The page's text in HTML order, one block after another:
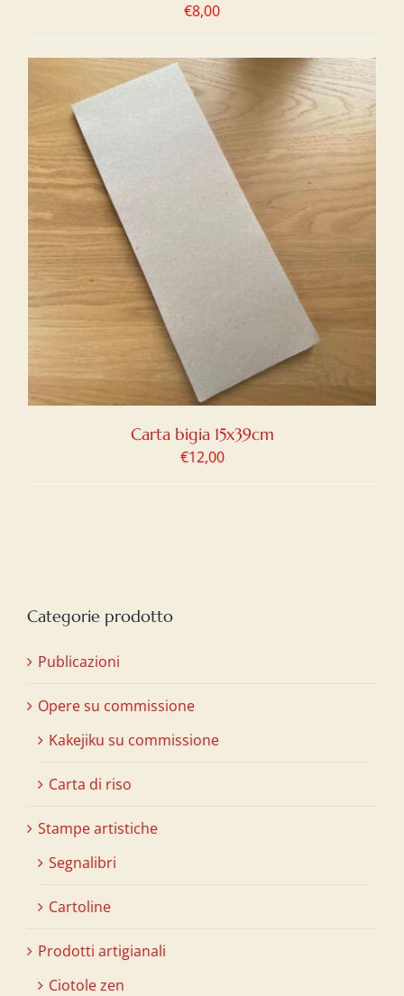
€8,00
Carta bigia 15x39cm
€12,00
Categorie prodotto
Publicazioni
Opere su commissione
Kakejiku su commissione
Carta di riso
Stampe artistiche
Segnalibri
Cartoline
Prodotti artigianali
Ciotole zen